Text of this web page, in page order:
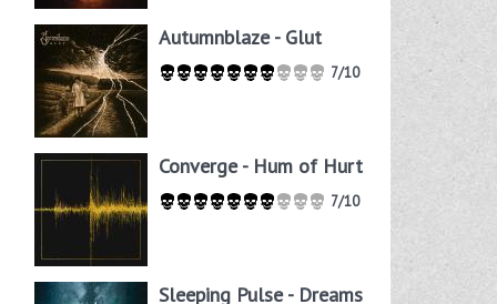
Autumnblaze - Glut
7/10
Converge - Hum of Hurt
7/10
Sleeping Pulse - Dreams